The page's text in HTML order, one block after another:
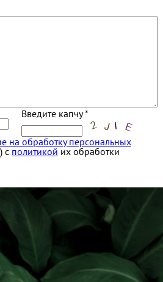
Введите капчу *
на обработку персональных
с политикой их обработки